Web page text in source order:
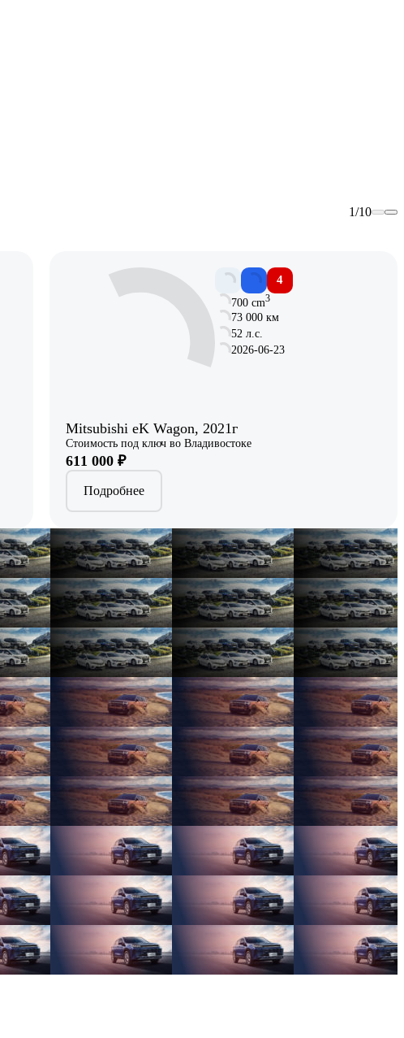
1/10
4
700 cm3
73 000 км
52 л.с.
2026-06-23
Mitsubishi eK Wagon, 2021г
Стоимость под ключ во Владивостоке
611 000 ₽
Подробнее